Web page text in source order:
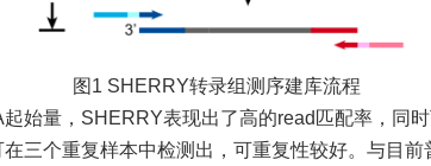
图1 SHERRY转录组测序建库流程
量，SHERRY表现出了高的read匹配率，同时
三个重复样本中检测出，可重复性较好。与目